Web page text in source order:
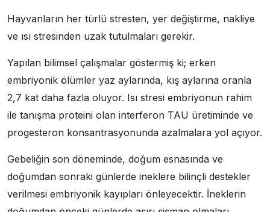
Hayvanların her türlü stresten, yer değiştirme, nakliye
ve ısı stresinden uzak tutulmaları gerekir.
Yapılan bilimsel çalışmalar göstermiş ki; erken
embriyonik ölümler yaz aylarında, kış aylarına oranla
2,7 kat daha fazla oluyor. Isı stresi embriyonun rahim
ile tanışma proteini olan interferon TAU üretiminde ve
progesteron konsantrasyonunda azalmalara yol açıyor.
Gebeliğin son döneminde, doğum esnasında ve
doğumdan sonraki günlerde ineklere bilinçli destekler
verilmesi embriyonik kayıpları önleyecektir. İneklerin